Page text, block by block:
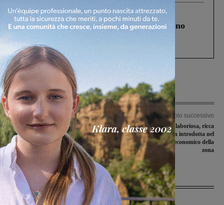
Cronaca 4 Agosto 2026
Un anno fa la strage in A1 in cui morirono
Gianni, Giulia e Franco. Lo schianto, il
processo, lo stop ai sorpassi fra tir....
Articolo precedente
Ancora nessuna notizia della giovane
17enne. L’appello dei familiari: “Chi
ha visto qualcosa parli”
Articolo successivo
La comunità indiana: laboriosa, ricca
di tradizioni e ben introdotta nel
tessuto sociale ed economico della
zona
Ultime Notizie